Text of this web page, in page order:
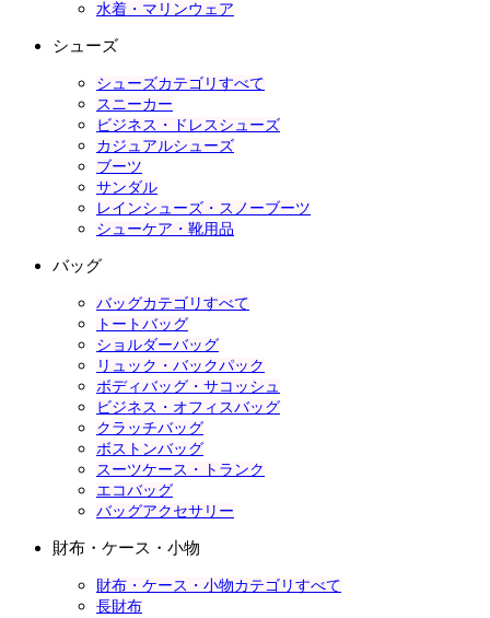
水着・マリンウェア
シューズ
シューズカテゴリすべて
スニーカー
ビジネス・ドレスシューズ
カジュアルシューズ
ブーツ
サンダル
レインシューズ・スノーブーツ
シューケア・靴用品
バッグ
バッグカテゴリすべて
トートバッグ
ショルダーバッグ
リュック・バックパック
ボディバッグ・サコッシュ
ビジネス・オフィスバッグ
クラッチバッグ
ボストンバッグ
スーツケース・トランク
エコバッグ
バッグアクセサリー
財布・ケース・小物
財布・ケース・小物カテゴリすべて
長財布